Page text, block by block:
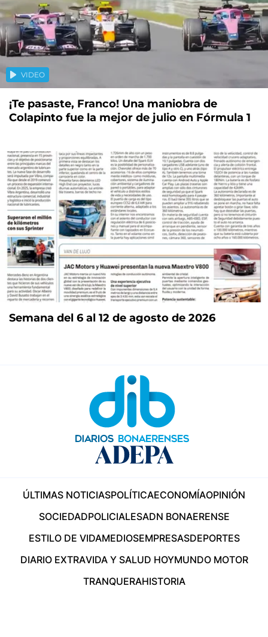
VIDEO
¡Te pasaste, Franco! Una maniobra de
Colapinto fue la mejor de julio en Fórmula 1
Semana del 6 al 12 de agosto de 2026
ÚLTIMAS NOTICIASPOLÍTICAECONOMÍAOPINIÓN
SOCIEDADPOLICIALESADN BONAERENSE
ESTILO DE VIDAMEDIOSEMPRESASDEPORTES
DIARIO EXTRAVIDA Y SALUD HOYMUNDO MOTOR
TRANQUERAHISTORIA